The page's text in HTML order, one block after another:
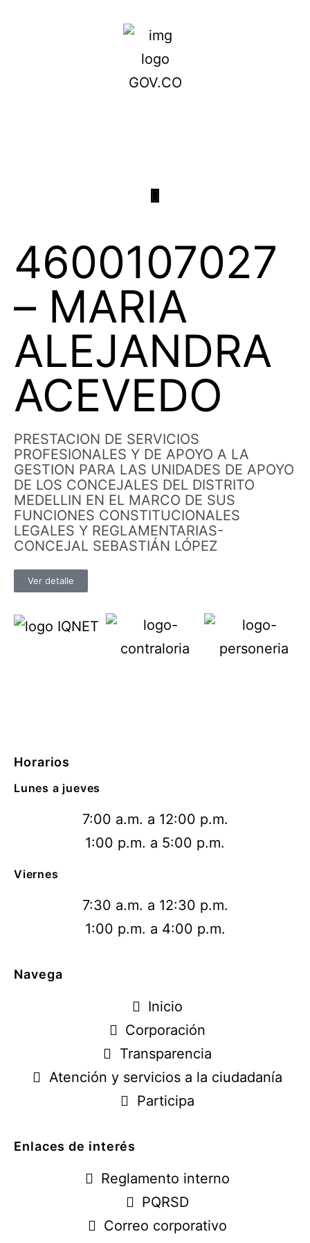
4600107027
– MARIA
ALEJANDRA
ACEVEDO
PRESTACION DE SERVICIOS
PROFESIONALES Y DE APOYO A LA
GESTION PARA LAS UNIDADES DE APOYO
DE LOS CONCEJALES DEL DISTRITO
MEDELLIN EN EL MARCO DE SUS
FUNCIONES CONSTITUCIONALES
LEGALES Y REGLAMENTARIAS-
CONCEJAL SEBASTIÁN LÓPEZ
Ver detalle
Horarios
Lunes a jueves
7:00 a.m. a 12:00 p.m.
1:00 p.m. a 5:00 p.m.
Viernes
7:30 a.m. a 12:30 p.m.
1:00 p.m. a 4:00 p.m.
Navega
Inicio
Corporación
Transparencia
Atención y servicios a la ciudadanía
Participa
Enlaces de interés
Reglamento interno
PQRSD
Correo corporativo